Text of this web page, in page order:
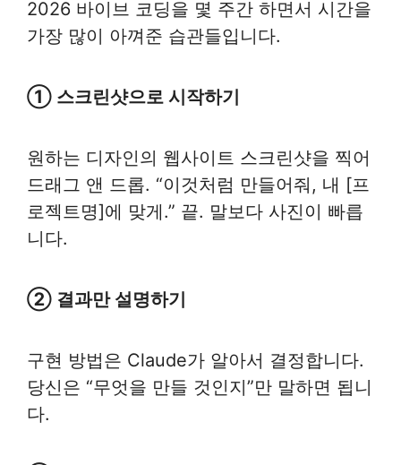
2026 바이브 코딩을 몇 주간 하면서 시간을
가장 많이 아껴준 습관들입니다.
① 스크린샷으로 시작하기
원하는 디자인의 웹사이트 스크린샷을 찍어
드래그 앤 드롭. “이것처럼 만들어줘, 내 [프
로젝트명]에 맞게.” 끝. 말보다 사진이 빠릅
니다.
② 결과만 설명하기
구현 방법은 Claude가 알아서 결정합니다.
당신은 “무엇을 만들 것인지”만 말하면 됩니
다.